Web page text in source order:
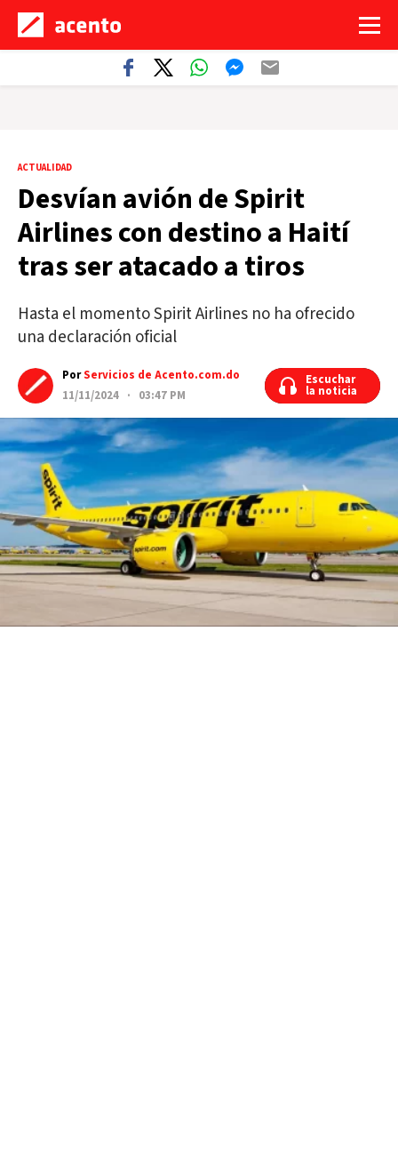
ACTUALIDAD
Desvían avión de Spirit
Airlines con destino a Haití
tras ser atacado a tiros
Hasta el momento Spirit Airlines no ha ofrecido
una declaración oficial
PorServicios de Acento.com.do
11/11/2024 · 03:47 PM
Escuchar
la noticia
Escuchar
la noticia